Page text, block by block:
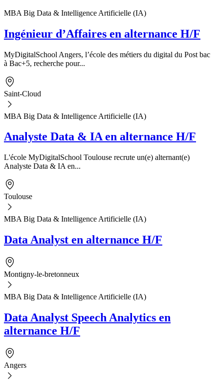
MBA Big Data & Intelligence Artificielle (IA)
Ingénieur d’Affaires en alternance H/F
MyDigitalSchool Angers, l’école des métiers du digital du Post bac
à Bac+5, recherche pour...
Saint-Cloud
MBA Big Data & Intelligence Artificielle (IA)
Analyste Data & IA en alternance H/F
L'école MyDigitalSchool Toulouse recrute un(e) alternant(e)
Analyste Data & IA en...
Toulouse
MBA Big Data & Intelligence Artificielle (IA)
Data Analyst en alternance H/F
Montigny-le-bretonneux
MBA Big Data & Intelligence Artificielle (IA)
Data Analyst Speech Analytics en
alternance H/F
Angers